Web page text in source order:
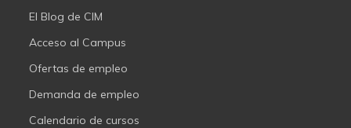
El Blog de CIM
Acceso al Campus
Ofertas de empleo
Demanda de empleo
Calendario de cursos